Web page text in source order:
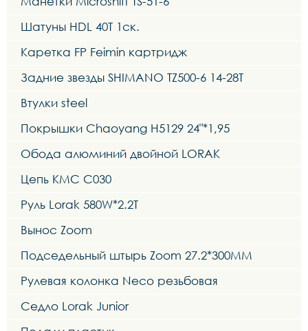
Шатуны HDL 40T 1ск.
Каретка FP Feimin картридж
Задние звезды SHIMANO TZ500-6 14-28T
Втулки steel
Покрышки Chaoyang H5129 24"*1,95
Обода алюминий двойной LORAK
Цепь KMC C030
Руль Lorak 580W*2.2T
Вынос Zoom
Подседельный штырь Zoom 27.2*300MM
Рулевая колонка Neco резьбовая
Седло Lorak Junior